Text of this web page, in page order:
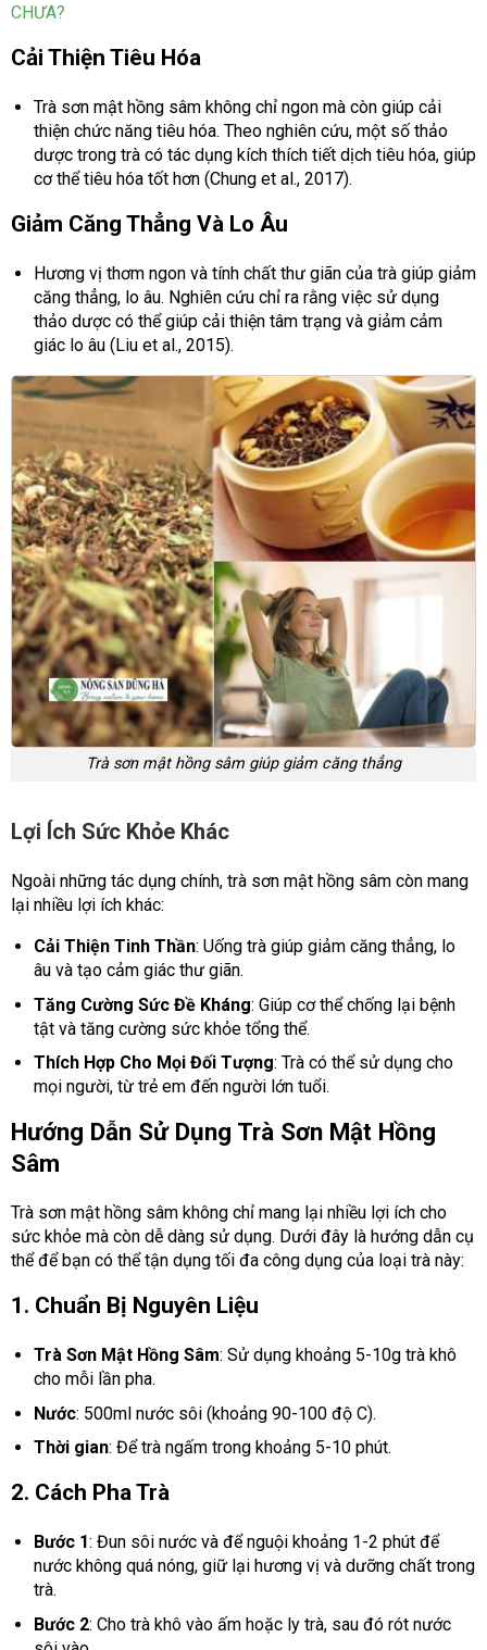
CHƯA?
Cải Thiện Tiêu Hóa
Trà sơn mật hồng sâm không chỉ ngon mà còn giúp cải
thiện chức năng tiêu hóa. Theo nghiên cứu, một số thảo
dược trong trà có tác dụng kích thích tiết dịch tiêu hóa, giúp
cơ thể tiêu hóa tốt hơn (Chung et al., 2017).
Giảm Căng Thẳng Và Lo Âu
Hương vị thơm ngon và tính chất thư giãn của trà giúp giảm
căng thẳng, lo âu. Nghiên cứu chỉ ra rằng việc sử dụng
thảo dược có thể giúp cải thiện tâm trạng và giảm cảm
giác lo âu (Liu et al., 2015).
Trà sơn mật hồng sâm giúp giảm căng thẳng
Lợi Ích Sức Khỏe Khác
Ngoài những tác dụng chính, trà sơn mật hồng sâm còn mang
lại nhiều lợi ích khác:
Cải Thiện Tinh Thần: Uống trà giúp giảm căng thẳng, lo
âu và tạo cảm giác thư giãn.
Tăng Cường Sức Đề Kháng: Giúp cơ thể chống lại bệnh
tật và tăng cường sức khỏe tổng thể.
Thích Hợp Cho Mọi Đối Tượng: Trà có thể sử dụng cho
mọi người, từ trẻ em đến người lớn tuổi.
Hướng Dẫn Sử Dụng Trà Sơn Mật Hồng
Sâm
Trà sơn mật hồng sâm không chỉ mang lại nhiều lợi ích cho
sức khỏe mà còn dễ dàng sử dụng. Dưới đây là hướng dẫn cụ
thể để bạn có thể tận dụng tối đa công dụng của loại trà này:
1. Chuẩn Bị Nguyên Liệu
Trà Sơn Mật Hồng Sâm: Sử dụng khoảng 5-10g trà khô
cho mỗi lần pha.
Nước: 500ml nước sôi (khoảng 90-100 độ C).
Thời gian: Để trà ngấm trong khoảng 5-10 phút.
2. Cách Pha Trà
Bước 1: Đun sôi nước và để nguội khoảng 1-2 phút để
nước không quá nóng, giữ lại hương vị và dưỡng chất trong
trà.
Bước 2: Cho trà khô vào ấm hoặc ly trà, sau đó rót nước